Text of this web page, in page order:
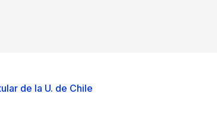
de la U. de Chile